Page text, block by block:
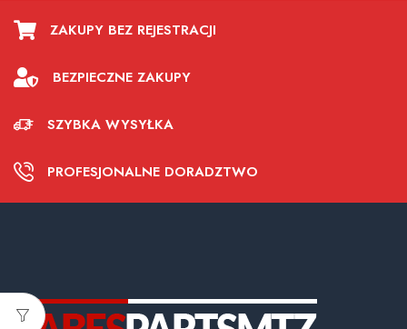
ZAKUPY BEZ REJESTRACJI
BEZPIECZNE ZAKUPY
SZYBKA WYSYŁKA
PROFESJONALNE DORADZTWO